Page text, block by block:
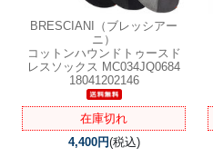
BRESCIANI（ブレッシアー
ニ）
コットンハウンドトゥースド
レスソックス MC034JQ0684
18041202146
在庫切れ
4,400円(税込)